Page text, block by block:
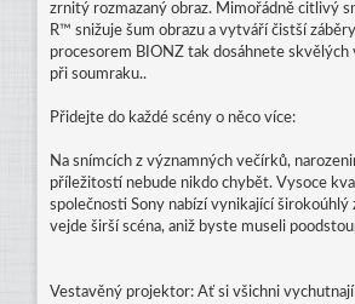
zrnitý rozmazaný obraz. Mimořádně citlivý
R™ snižuje šum obrazu a vytváří čistší
procesorem BIONZ tak dosáhnete skvělých
při soumraku..
Přidejte do každé scény o něco více:
Na snímcích z významných večírků,
příležitostí nebude nikdo chybět. Vysoce
společnosti Sony nabízí vynikající širokoúhlý
vejde širší scéna, aniž byste museli
Vestavěný projektor: Ať si všichni vychutnají